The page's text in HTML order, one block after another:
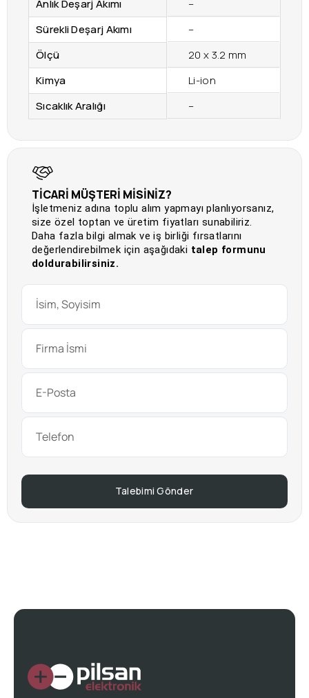
Anlık Deşarj Akımı
–
Sürekli Deşarj Akımı
–
Ölçü
20 x 3.2 mm
Kimya
Li-ion
Sıcaklık Aralığı
–
TİCARİ MÜŞTERİ MİSİNİZ?
İşletmeniz adına toplu alım yapmayı planlıyorsanız,
size özel toptan ve üretim fiyatları sunabiliriz.
Daha fazla bilgi almak ve iş birliği fırsatlarını
değerlendirebilmek için aşağıdaki talep formunu
doldurabilirsiniz.
Talebimi Gönder